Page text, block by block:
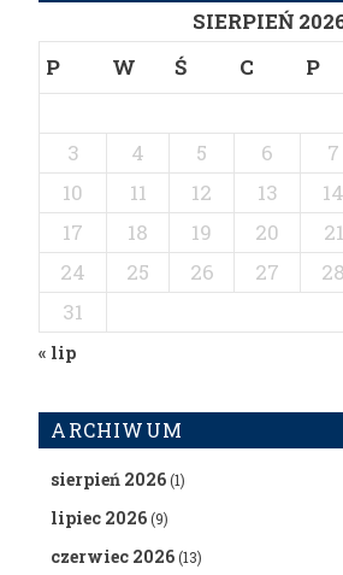
SIERPIEŃ
P
W Ś C P
3
4 5 6 7
10
11 12 13 14
17
18 19 20 21
24
25 26 27 28
31
« lip
ARCHIWUM
sierpień 2026(1)
lipiec 2026(9)
czerwiec 2026(13)